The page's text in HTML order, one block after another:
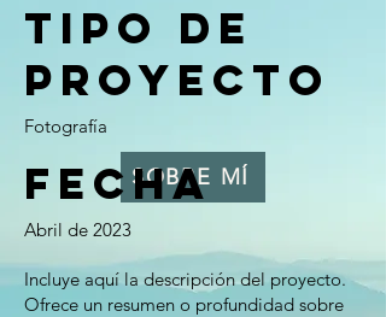
SOBRE MÍ
Tipo de
proyecto
Fotografía
Fecha
Abril de 2023
Incluye aquí la descripción del proyecto.
Ofrece un resumen o profundidad sobre